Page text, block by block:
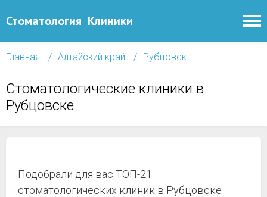
Стоматология Клиники
Главная Алтайский край Рубцовск
Стоматологические клиники в
Рубцовске
Подобрали для вас ТОП-21
стоматологических клиник в Рубцовске